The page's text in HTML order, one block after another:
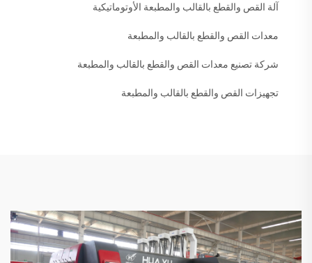
آلة القص والقطع بالقالب والمطبعة الأوتوماتيكية
معدات القص والقطع بالقالب والمطبعة
شركة تصنيع معدات القص والقطع بالقالب والمطبعة
تجهيزات القص والقطع بالقالب والمطبعة